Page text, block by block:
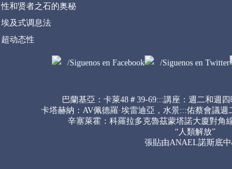
性和贤者之石的奥秘
埃及式调息法
超动态性
/Siguenos en Facebook /Siguenos en Twitter
巴蘭基亞：卡萊48＃39-69:::講座：週二和週
卡塔赫納：AV佩德羅·埃雷迪亞，水景:::佑蔡會議週
辛塞萊霍：科羅拉多克魯茲蒙塔諾大廈對角
“人類解放”
張貼由ANAEL諾斯底